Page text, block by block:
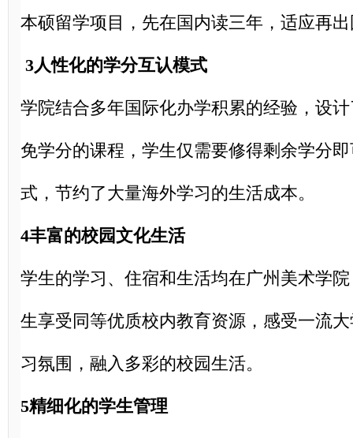
本硕留学项目，先在国内读三年，适应再
3人性化的学分互认模式
学院结合多年国际化办学积累的经验，设
免学分的课程，学生仅需要修得剩余学分
式，节约了大量海外学习的生活成本。
4丰富的校园文化生活
学生的学习、住宿和生活均在广州美术学院
生享受同等优质校内教育资源，感受一流
习氛围，融入多彩的校园生活。
5精细化的学生管理